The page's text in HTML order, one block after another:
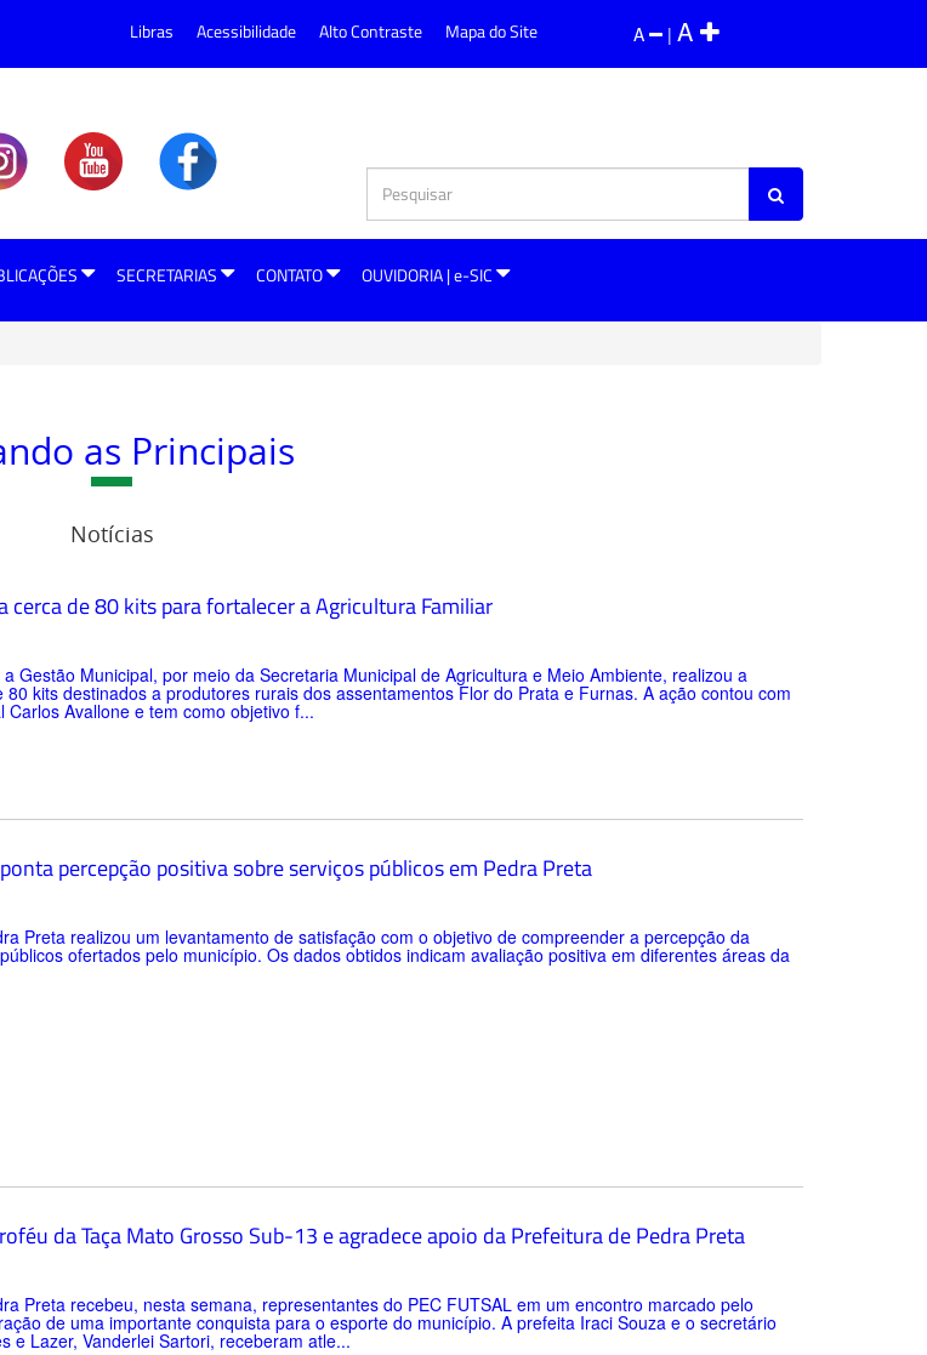
A | A
Libras Acessibilidade Alto Contraste Mapa do Site
SECRETARIAS CONTATO OUVIDORIA | e-SIC
as Principais
Notícias
cerca de 80 kits para fortalecer a Agricultura Familiar
Gestão Municipal, por meio da Secretaria Municipal de Agricultura e Meio Ambiente, realizou a
kits destinados a produtores rurais dos assentamentos Flor do Prata e Furnas. A ação contou com
Avallone e tem como objetivo f...
percepção positiva sobre serviços públicos em Pedra Preta
Preta realizou um levantamento de satisfação com o objetivo de compreender a percepção da
ofertados pelo município. Os dados obtidos indicam avaliação positiva em diferentes áreas da
da Taça Mato Grosso Sub-13 e agradece apoio da Prefeitura de Pedra Preta
Preta recebeu, nesta semana, representantes do PEC FUTSAL em um encontro marcado pelo
de uma importante conquista para o esporte do município. A prefeita Iraci Souza e o secretário
e Lazer, Vanderlei Sartori, receberam atle...